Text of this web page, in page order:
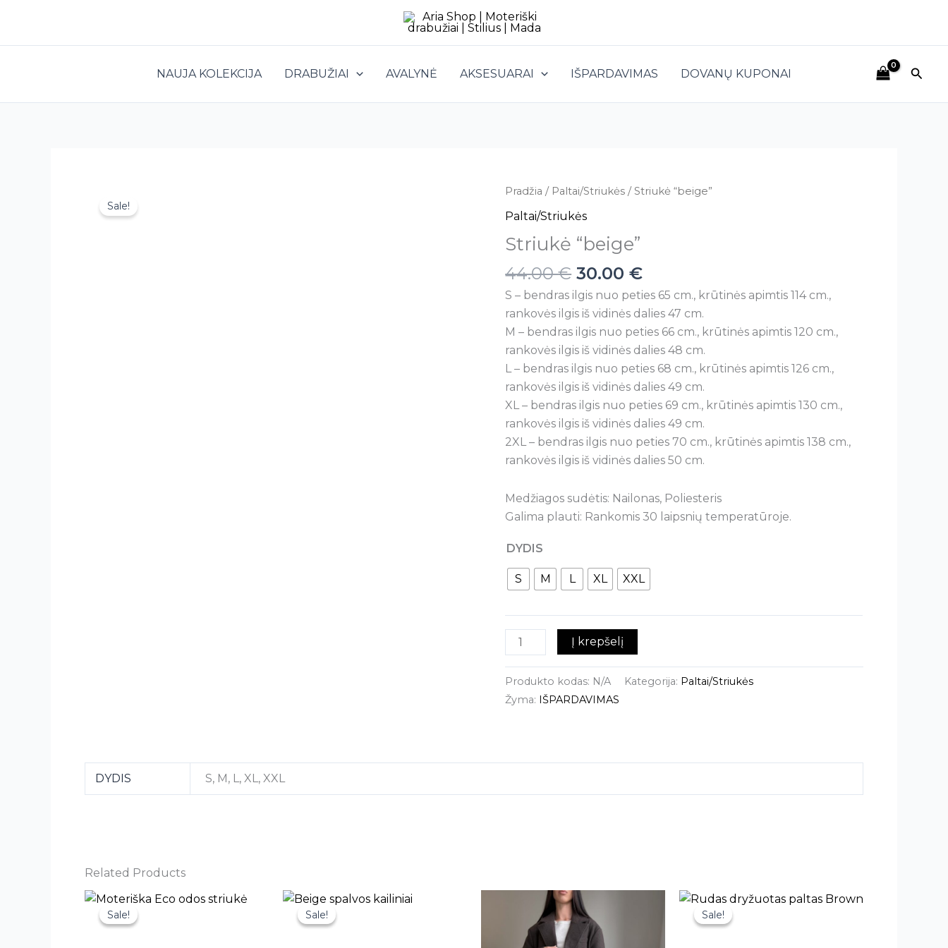
turinio
NAUJA KOLEKCIJA DRABUŽIAI AVALYNĖ AKSESUARAI IŠPARDAVIMAS DOVANŲ KUPONAI
Sale!
Pradžia / Paltai/Striukės / Striukė “beige”
Paltai/Striukės
Striukė “beige”
44.00€ 30.00€
S – bendras ilgis nuo peties 65 cm., krūtinės apimtis 114 cm.,
rankovės ilgis iš vidinės dalies 47 cm.
M – bendras ilgis nuo peties 66 cm., krūtinės apimtis 120 cm.,
rankovės ilgis iš vidinės dalies 48 cm.
L – bendras ilgis nuo peties 68 cm., krūtinės apimtis 126 cm.,
rankovės ilgis iš vidinės dalies 49 cm.
XL – bendras ilgis nuo peties 69 cm., krūtinės apimtis 130 cm.,
rankovės ilgis iš vidinės dalies 49 cm.
2XL – bendras ilgis nuo peties 70 cm., krūtinės apimtis 138 cm.,
rankovės ilgis iš vidinės dalies 50 cm.
Medžiagos sudėtis: Nailonas, Poliesteris
Galima plauti: Rankomis 30 laipsnių temperatūroje.
DYDIS
S M L XL XXL
produkto
kiekis:
“beige”
Į krepšelį
Produkto kodas: N/A Kategorija: Paltai/Striukės
Žyma: IŠPARDAVIMAS
DYDIS S, M, L, XL, XXL
Related Products
Sale!
Sale!
This
product
Sale!
Sale! Sale!
Sale!
This
product